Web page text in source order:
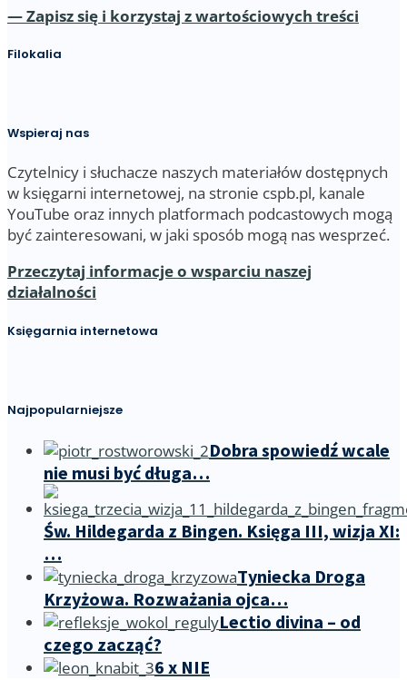
— Zapisz się i korzystaj z wartościowych treści
Filokalia
Wspieraj nas
Czytelnicy i słuchacze naszych materiałów dostępnych
w księgarni internetowej, na stronie cspb.pl, kanale
YouTube oraz innych platformach podcastowych mogą
być zainteresowani, w jaki sposób mogą nas wesprzeć.
Przeczytaj informacje o wsparciu naszej
działalności
Księgarnia internetowa
Najpopularniejsze
Dobra spowiedź wcale
nie musi być długa…
Św. Hildegarda z Bingen. Księga III, wizja XI:
…
Tyniecka Droga
Krzyżowa. Rozważania ojca…
Lectio divina – od
czego zacząć?
6 x NIE